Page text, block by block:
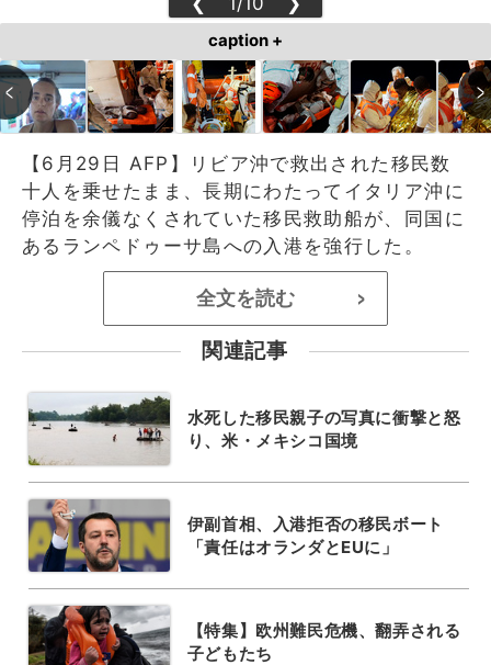
caption +
【6月29日 AFP】リビア沖で救出された移民数
十人を乗せたまま、長期にわたってイタリア沖に
停泊を余儀なくされていた移民救助船が、同国に
あるランペドゥーサ島への入港を強行した。
全文を読む >
関連記事
水死した移民親子の写真に衝撃と怒
り、米・メキシコ国境
伊副首相、入港拒否の移民ボート
「責任はオランダとEUに」
【特集】欧州難民危機、翻弄される
子どもたち